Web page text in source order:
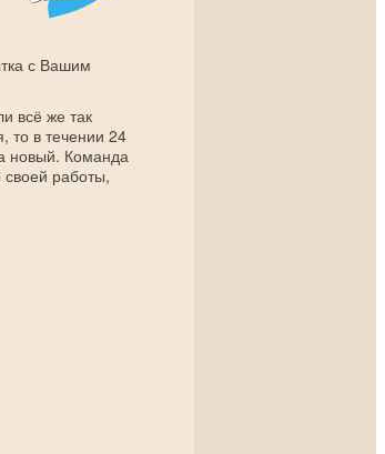
с Вашим
всё же так
то в течении 24
новый. Команда
своей работы,